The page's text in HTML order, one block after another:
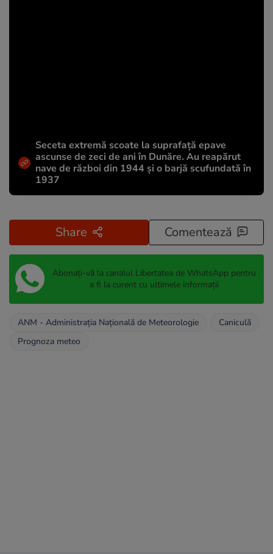
Seceta extremă scoate la suprafață epave
ascunse de zeci de ani în Dunăre. Au reapărut
nave de război din 1944 și o barjă scufundată în
1937
Share Comentează
Abonați-vă la canalul Libertatea de WhatsApp pentru
a fi la curent cu ultimele informații
ANM - Administraţia Naţională de Meteorologie
Caniculă
Prognoza meteo